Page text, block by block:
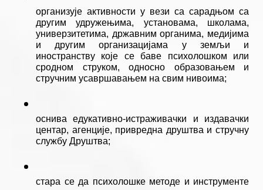
организује активности у вези са сарадњом са
другим удружењима, установама, школама,
универзитетима, државним органима, медијима
и другим организацијама у земљи и
иностранству које се баве психолошком или
сродном струком, односно образовањем и
стручним усавршавањем на свим нивоима;
оснива едукативно-истраживачки и издавачки
центар, агенције, привредна друштва и стручну
службу Друштва;
стара се да психолошке методе и инструменте